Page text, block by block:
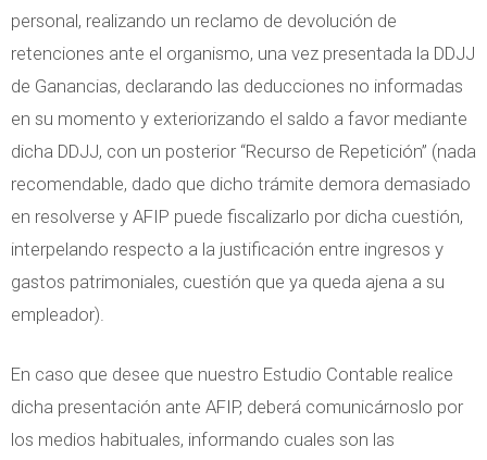
personal, realizando un reclamo de devolución de
retenciones ante el organismo, una vez presentada la DDJJ
de Ganancias, declarando las deducciones no informadas
en su momento y exteriorizando el saldo a favor mediante
dicha DDJJ, con un posterior “Recurso de Repetición” (nada
recomendable, dado que dicho trámite demora demasiado
en resolverse y AFIP puede fiscalizarlo por dicha cuestión,
interpelando respecto a la justificación entre ingresos y
gastos patrimoniales, cuestión que ya queda ajena a su
empleador).
En caso que desee que nuestro Estudio Contable realice
dicha presentación ante AFIP, deberá comunicárnoslo por
los medios habituales, informando cuales son las